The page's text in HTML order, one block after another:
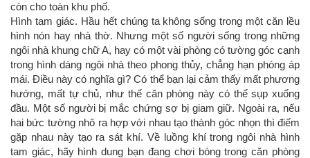
còn cho toàn khu phố.
Hình tam giác. Hầu hết chúng ta không sống trong một căn lều
hình nón hay nhà thờ. Nhưng một số người sống trong những
ngôi nhà khung chữ A, hay có một vài phòng có tường góc cạnh
trong hình dáng ngôi nhà theo phong thủy, chẳng hạn phòng áp
mái. Điều này có nghĩa gì? Có thể bạn lại cảm thấy mất phương
hướng, mất tự chủ, như thế căn phòng này có thế sụp xuống
đầu. Một số người bị mắc chứng sợ bị giam giữ. Ngoài ra, nếu
hai bức tường nhô ra hợp với nhau tạo thành góc nhọn thì điếm
gặp nhau này tạo ra sát khí. Về luồng khí trong ngôi nhà hình
tam giác, hãy hình dung bạn đang chơi bóng trong căn phòng